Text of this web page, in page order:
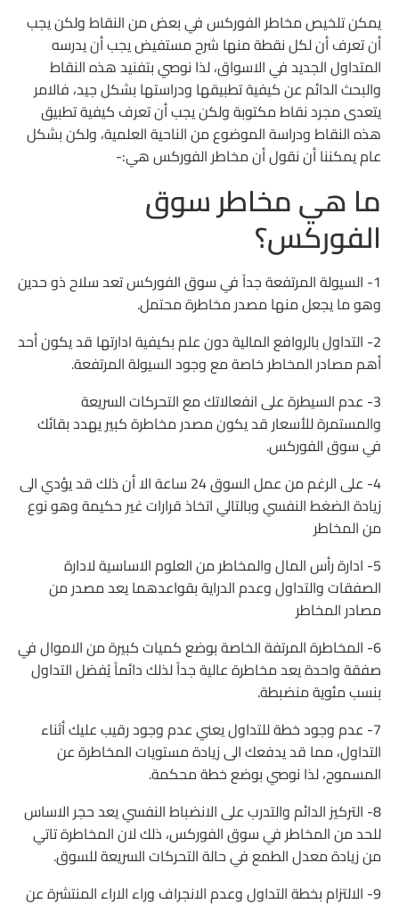
يمكن تلخيص مخاطر الفوركس في بعض من النقاط ولكن يجب
أن تعرف أن لكل نقطة منها شرح مستفيض يجب أن يدرسه
المتداول الجديد في الاسواق، لذا نوصي بتفنيد هذه النقاط
والبحث الدائم عن كيفية تطبيقها ودراستها بشكل جيد، فالامر
يتعدى مجرد نقاط مكتوبة ولكن يجب أن تعرف كيفية تطبيق
هذه النقاط ودراسة الموضوع من الناحية العلمية، ولكن بشكل
عام يمكننا أن نقول أن مخاطر الفوركس هي:-
ما هي مخاطر سوق
الفوركس؟
1- السيولة المرتفعة جداً في سوق الفوركس تعد سلاح ذو حدين
وهو ما يجعل منها مصدر مخاطرة محتمل.
2- التداول بالروافع المالية دون علم بكيفية ادارتها قد يكون أحد
أهم مصادر المخاطر خاصة مع وجود السيولة المرتفعة.
3- عدم السيطرة على انفعالاتك مع التحركات السريعة
والمستمرة للأسعار قد يكون مصدر مخاطرة كبير يهدد بقائك
في سوق الفوركس.
4- على الرغم من عمل السوق 24 ساعة الا أن ذلك قد يؤدي الى
زيادة الضغط النفسي وبالتالي اتخاذ قرارات غير حكيمة وهو نوع
من المخاطر
5- ادارة رأس المال والمخاطر من العلوم الاساسية لادارة
الصفقات والتداول وعدم الدراية بقواعدهما يعد مصدر من
مصادر المخاطر
6- المخاطرة المرتفة الخاصة بوضع كميات كبيرة من الاموال في
صفقة واحدة يعد مخاطرة عالية جداً لذلك دائماً يُفضل التداول
بنسب مئوية منضبطة.
7- عدم وجود خطة للتداول يعني عدم وجود رقيب عليك أثناء
التداول، مما قد يدفعك الى زيادة مستويات المخاطرة عن
المسموح، لذا نوصي بوضع خطة محكمة.
8- التركيز الدائم والتدرب على الانضباط النفسي يعد حجر الاساس
للحد من المخاطر في سوق الفوركس، ذلك لان المخاطرة تاتي
من زيادة معدل الطمع في حالة التحركات السريعة للسوق.
9- الالتزام بخطة التداول وعدم الانجراف وراء الاراء المنتشرة عن